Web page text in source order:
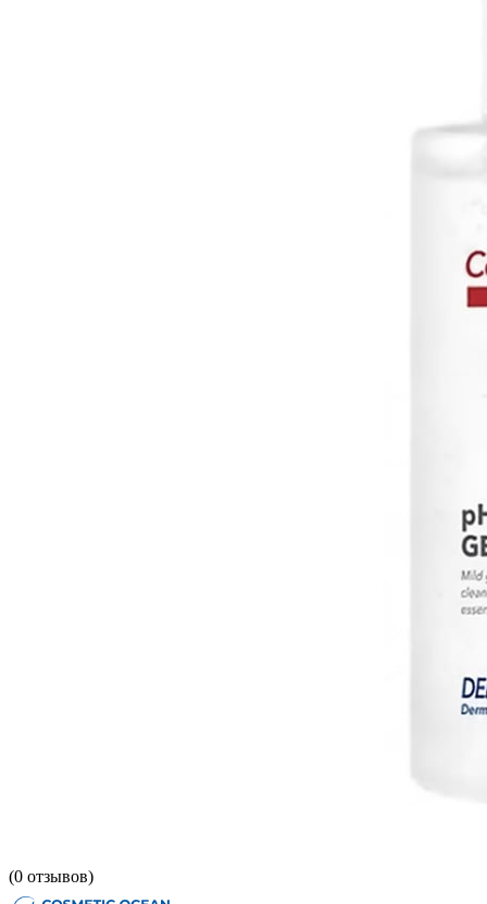
(0 отзывов)